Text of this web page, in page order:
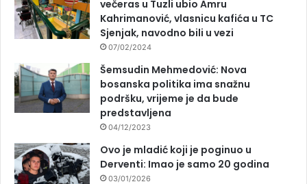
večeras u Tuzli ubio Amru
Kahrimanović, vlasnicu kafića u TC
Sjenjak, navodno bili u vezi
07/02/2024
Šemsudin Mehmedović: Nova
bosanska politika ima snažnu
podršku, vrijeme je da bude
predstavljena
04/12/2023
Ovo je mladić koji je poginuo u
Derventi: Imao je samo 20 godina
03/01/2026